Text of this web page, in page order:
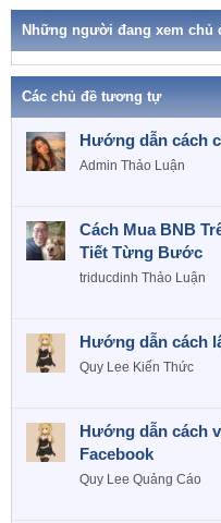
Những người đang xem chủ
Các chủ đề tương tự
Hướng dẫn cách
Admin Thảo Luận
Cách Mua BNB
Tiết Từng Bước
triducdinh Thảo Luận
Hướng dẫn cách
Quy Lee Kiến Thức
Hướng dẫn cách
Facebook
Quy Lee Quảng Cáo